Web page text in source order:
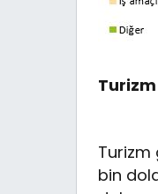
Turizm
bin